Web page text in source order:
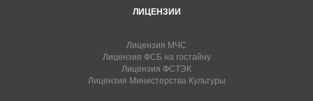
ЛИЦЕНЗИИ
Лицензия МЧС
Лицензия ФСБ на гостайну
Лицензия ФСТЭК
Лицензия Министерства Культуры